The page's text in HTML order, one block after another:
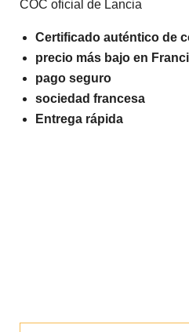
COC oficial de Lancia
Certificado auténtico de
precio más bajo en
pago seguro
sociedad francesa
Entrega rápida